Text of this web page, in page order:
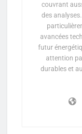
couvrant
des
avancées
futur
attention
durables et